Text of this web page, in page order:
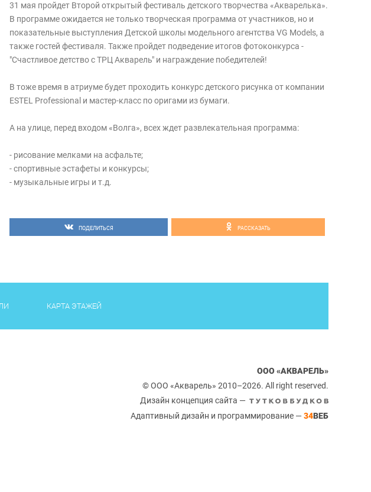
31 мая пройдет Второй открытый фестиваль детского творчества «Акварелька».
В программе ожидается не только творческая программа от участников, но и
показательные выступления Детской школы модельного агентства VG Models, а
также гостей фестиваля. Также пройдет подведение итогов фотоконкурса -
"Счастливое детство с ТРЦ Акварель" и награждение победителей!
В тоже время в атриуме будет проходить конкурс детского рисунка от компании
ESTEL Professional и мастер-класс по оригами из бумаги.
А на улице, перед входом «Волга», всех ждет развлекательная программа:
- рисование мелками на асфальте;
- спортивные эстафеты и конкурсы;
- музыкальные игры и т.д.
14:00 – 14:10 Открытие фестиваля.
14:10 – 14:50 Показательные выступления Детской школы модельного агентства
красивая» от ESTEL Professional
ПОДЕЛИТЬСЯ РАССКАЗАТЬ
КАРТА ЭТАЖЕЙ
ООО «АКВАРЕЛЬ»
© ООО «Акварель» 2010–2026. All right reserved.
Дизайн концепция сайта —
Адаптивный дизайн и программирование — 34ВЕБ